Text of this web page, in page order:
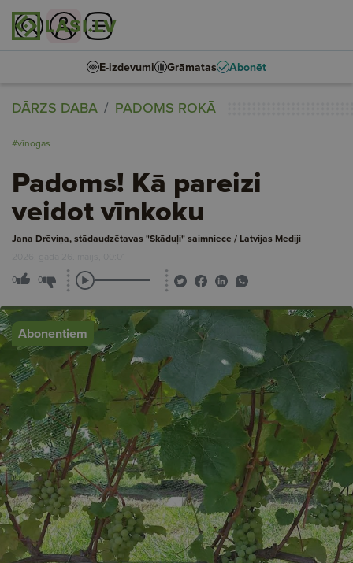
E-izdevumi Grāmatas Abonēt
DĀRZS DABA PADOMS ROKĀ
#vīnogas
Padoms! Kā pareizi
veidot vīnkoku
Jana Drēviņa, stādaudzētavas "Skāduļi" saimniece / Latvijas Mediji
2026. gada 26. maijs, 00:01
0 0
Abonentiem